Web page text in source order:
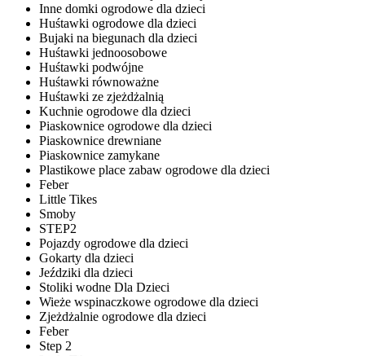
Inne domki ogrodowe dla dzieci
Huśtawki ogrodowe dla dzieci
Bujaki na biegunach dla dzieci
Huśtawki jednoosobowe
Huśtawki podwójne
Huśtawki równoważne
Huśtawki ze zjeżdżalnią
Kuchnie ogrodowe dla dzieci
Piaskownice ogrodowe dla dzieci
Piaskownice drewniane
Piaskownice zamykane
Plastikowe place zabaw ogrodowe dla dzieci
Feber
Little Tikes
Smoby
STEP2
Pojazdy ogrodowe dla dzieci
Gokarty dla dzieci
Jeździki dla dzieci
Stoliki wodne Dla Dzieci
Wieże wspinaczkowe ogrodowe dla dzieci
Zjeżdżalnie ogrodowe dla dzieci
Feber
Step 2